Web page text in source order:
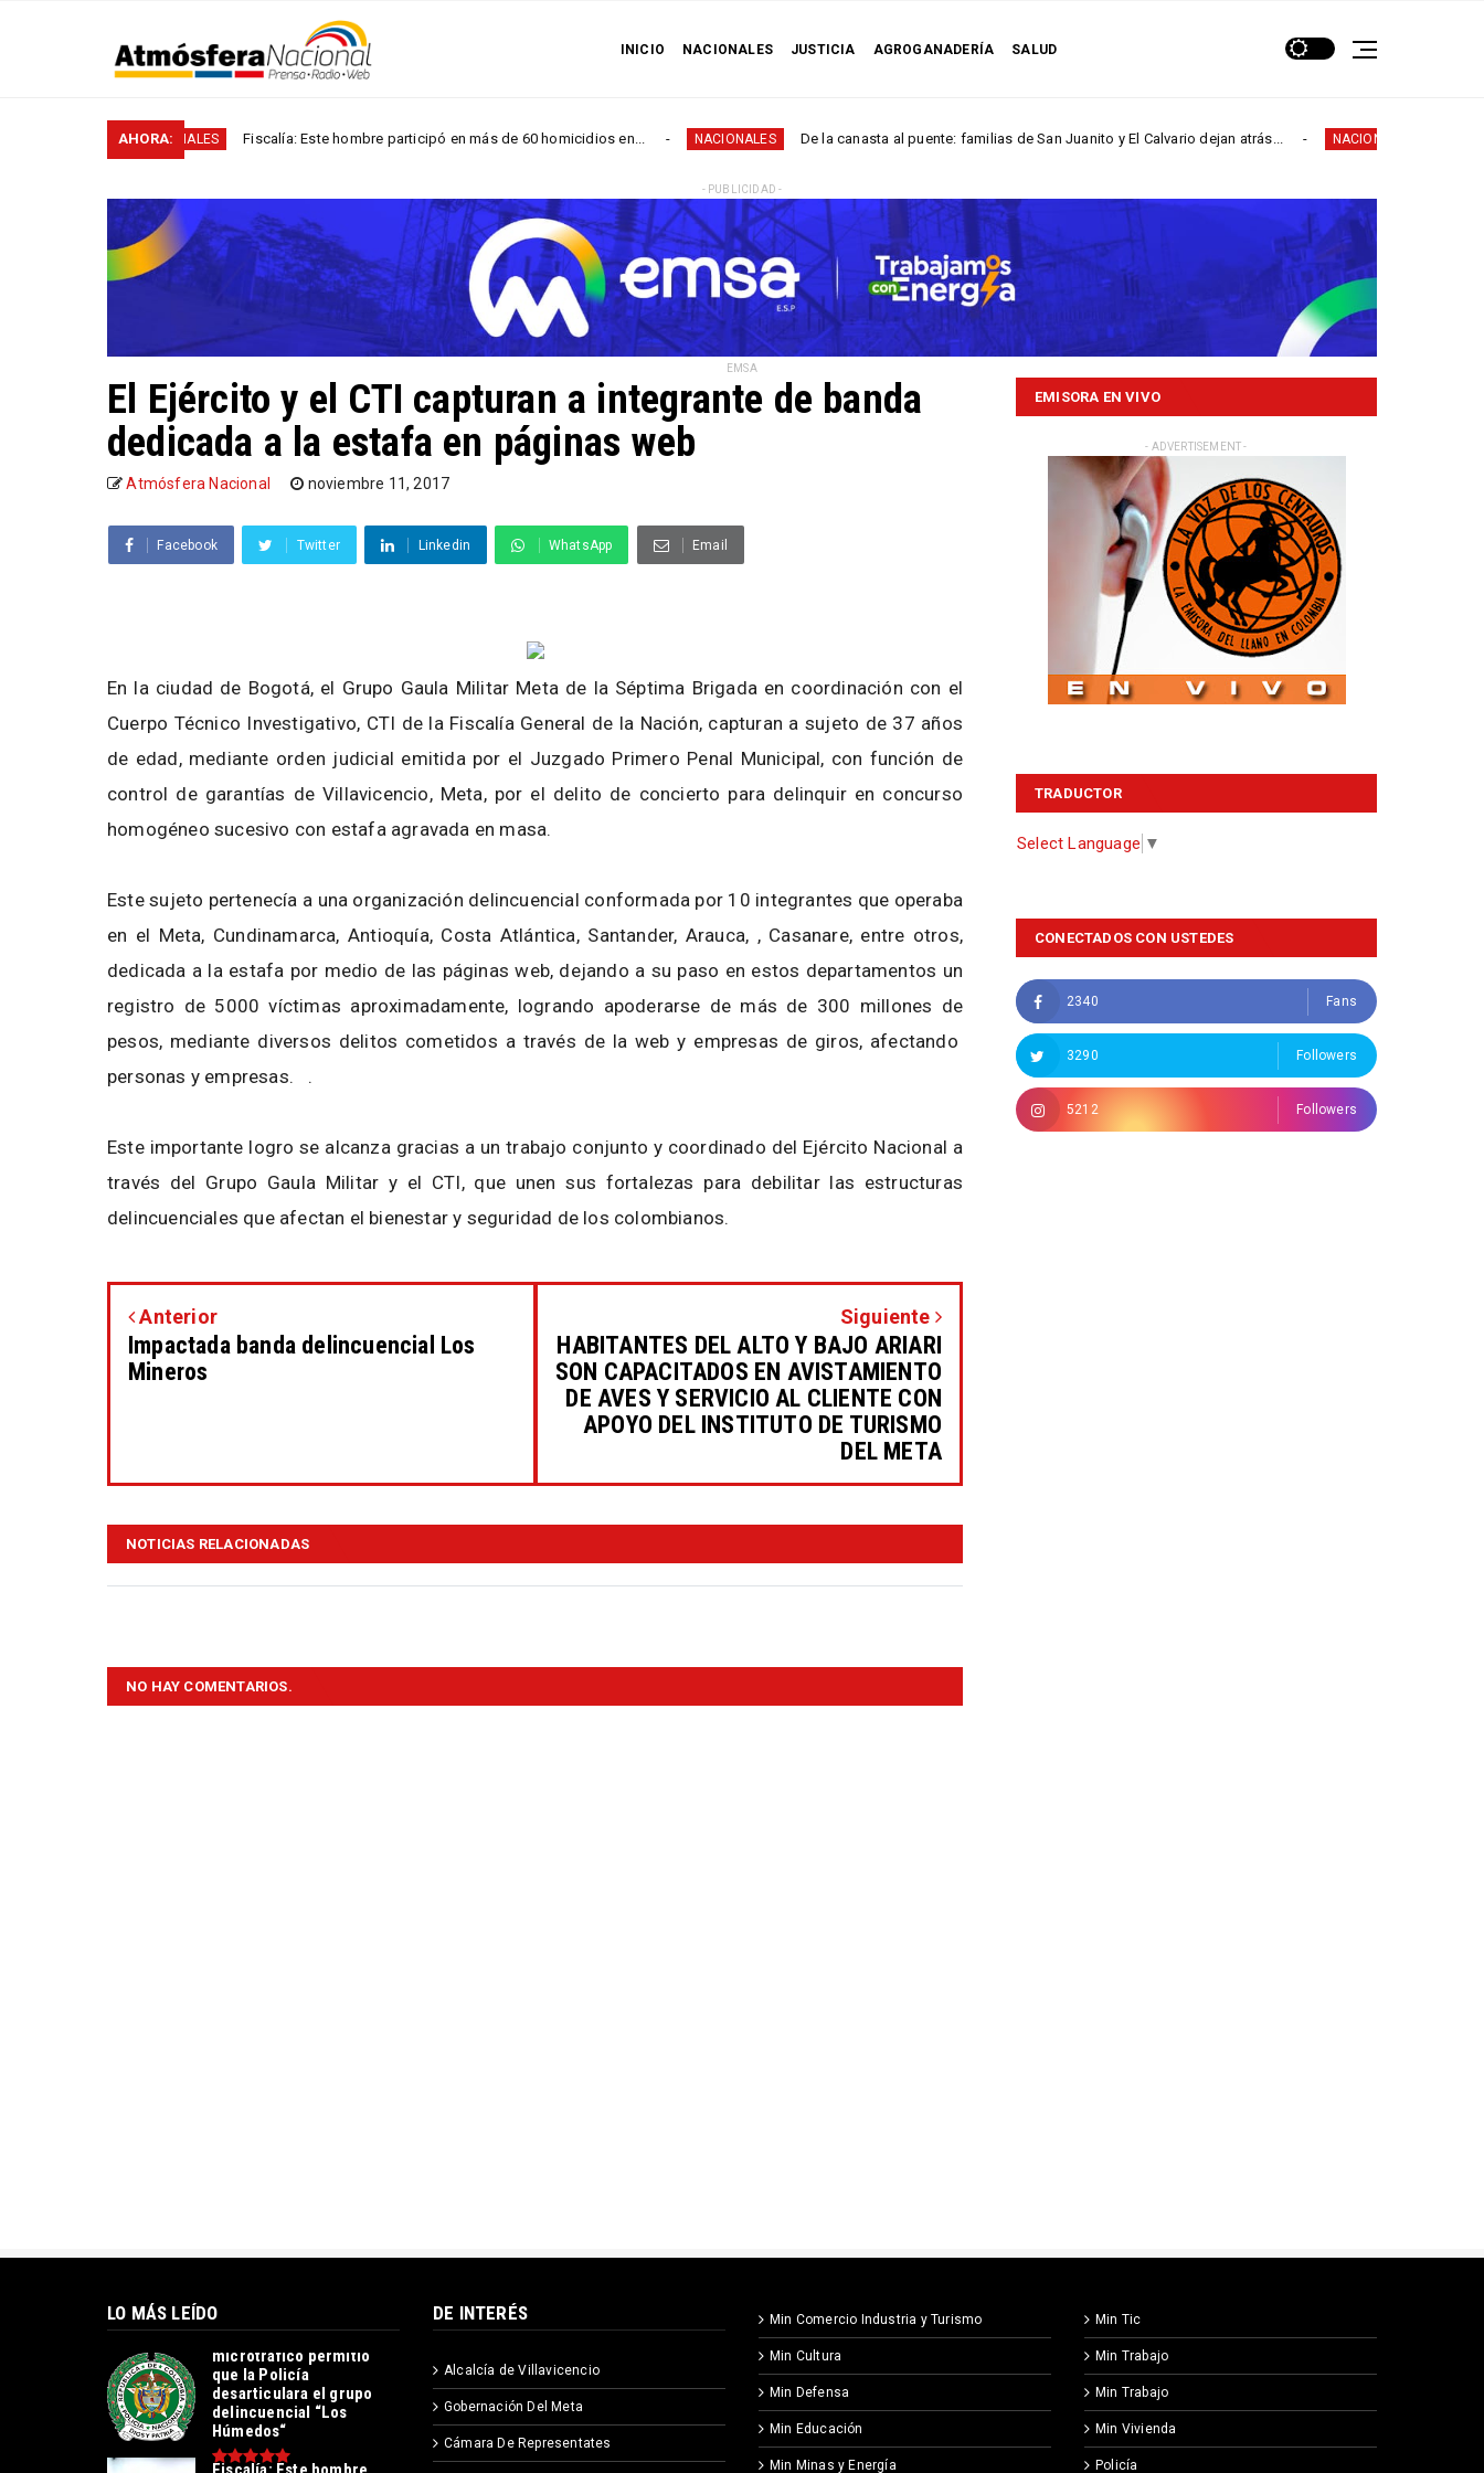
INICIO NACIONALES JUSTICIA AGROGANADERÍA SALUD
AHORA:
NACIONALES Fiscalía: Este hombre participó en más de 60 homicidios en... NACIONALES De la canasta al puente: familias de San Juanito y El Calvario dejan atrás... NACIONALES Por creciente
- PUBLICIDAD -
EMSA
El Ejército y el CTI capturan a integrante de banda
dedicada a la estafa en páginas web
Atmósfera Nacional noviembre 11, 2017
Facebook Twitter Linkedin WhatsApp Email
En la ciudad de Bogotá, el Grupo Gaula Militar Meta de la Séptima Brigada en coordinación con el
Cuerpo Técnico Investigativo, CTI de la Fiscalía General de la Nación, capturan a sujeto de 37 años
de edad, mediante orden judicial emitida por el Juzgado Primero Penal Municipal, con función de
control de garantías de Villavicencio, Meta, por el delito de concierto para delinquir en concurso
homogéneo sucesivo con estafa agravada en masa.
Este sujeto pertenecía a una organización delincuencial conformada por 10 integrantes que operaba
en el Meta, Cundinamarca, Antioquía, Costa Atlántica, Santander, Arauca, , Casanare, entre otros,
dedicada a la estafa por medio de las páginas web, dejando a su paso en estos departamentos un
registro de 5000 víctimas aproximadamente, logrando apoderarse de más de 300 millones de
pesos, mediante diversos delitos cometidos a través de la web y empresas de giros, afectando
personas y empresas. .
Este importante logro se alcanza gracias a un trabajo conjunto y coordinado del Ejército Nacional a
través del Grupo Gaula Militar y el CTI, que unen sus fortalezas para debilitar las estructuras
delincuenciales que afectan el bienestar y seguridad de los colombianos.
Anterior
Impactada banda delincuencial Los
Mineros
Siguiente
HABITANTES DEL ALTO Y BAJO ARIARI
SON CAPACITADOS EN AVISTAMIENTO
DE AVES Y SERVICIO AL CLIENTE CON
APOYO DEL INSTITUTO DE TURISMO
DEL META
NOTICIAS RELACIONADAS
NO HAY COMENTARIOS.
EMISORA EN VIVO
- ADVERTISEMENT -
TRADUCTOR
Select Language ▼
CONECTADOS CON USTEDES
2340 Fans
3290 Followers
5212 Followers
LO MÁS LEÍDO
Operación contra el
microtráfico permitió
que la Policía
desarticulara el grupo
delincuencial “Los
Húmedos“
DE INTERÉS
Alcalcía de Villavicencio
Gobernación Del Meta
Cámara De Representates
Min Comercio Industria y Turismo
Min Cultura
Min Defensa
Min Educación
Min Minas y Energía
Min Tic
Min Trabajo
Min Trabajo
Min Vivienda
Policía